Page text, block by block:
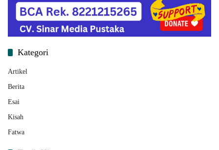
Kategori
Artikel
Berita
Esai
Kisah
Fatwa